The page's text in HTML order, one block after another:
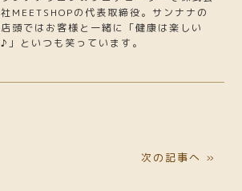
社MEETSHOPの代表取締役。サンナナの
店頭ではお客様と一緒に「健康は楽しい
♪」といつも笑っています。
次の記事へ »